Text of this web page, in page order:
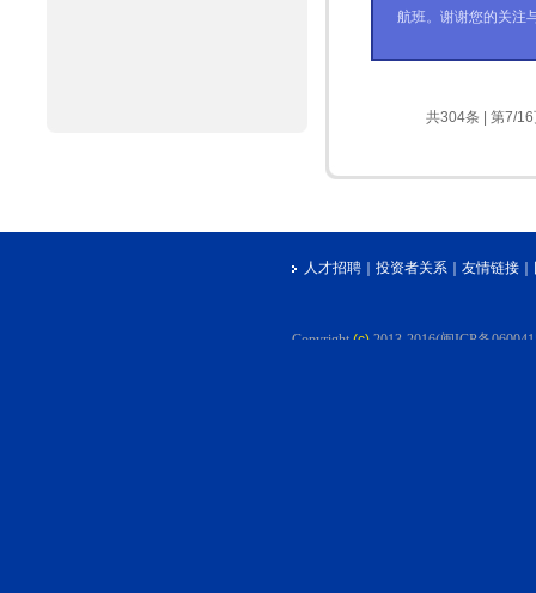
航班。谢谢您的关注
共304条 | 第7/
人才招聘 投资者关系 友情链接
Copyright (c) 2013-2016(闽ICP备